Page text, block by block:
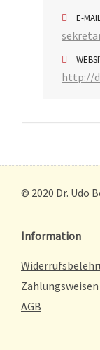
E-
http://
© 2020 Dr. Udo
Information
Zahlungsweisen
AGB